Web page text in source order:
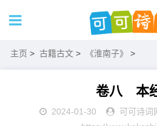
主页 > 古籍古文 > 《淮南子》 >
卷八 本
2024-01-30 可可诗词